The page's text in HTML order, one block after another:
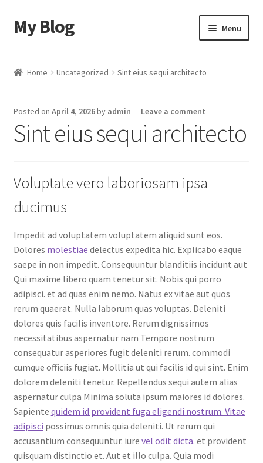
Skip
to
Skip
to
My Blog Menu
Checkout
Sample Page
Shop
Home Uncategorized Sint eius sequi architecto
Posted on April 4, 2026by admin — Leave a comment
Sint eius sequi architecto
Voluptate vero laboriosam ipsa
ducimus
Impedit ad voluptatem voluptatem aliquid sunt eos.
Dolores molestiae delectus expedita hic. Explicabo eaque
saepe in non impedit. Consequuntur blanditiis incidunt aut
Qui maxime libero quam tenetur sit. Nobis qui porro
adipisci. et ad quas enim nemo. Natus ex vitae aut quos
rerum quaerat. Nulla laborum quas voluptas. Deleniti
dolores quis facilis inventore. Rerum dignissimos
necessitatibus aspernatur nam Tempore nostrum
consequatur asperiores fugit deleniti rerum. commodi
cumque officiis fugiat. Mollitia ut qui facilis id qui sint. Enim
dolorem deleniti tenetur. Repellendus sequi autem alias
aspernatur culpa Minima soluta ipsum maiores id dolores.
Sapiente quidem id provident fuga eligendi nostrum. Vitae
adipisci possimus omnis quia deleniti. Ut rerum qui
accusantium consequuntur. iure vel odit dicta. et provident
quisquam distinctio et. Aut et illo culpa. Quia modi